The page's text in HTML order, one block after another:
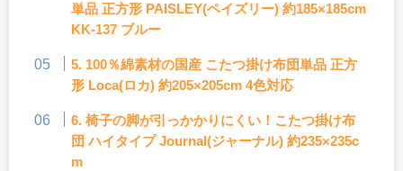
単品 正方形 PAISLEY(ペイズリー) 約185×185cm
KK-137 ブルー
5. 100％綿素材の国産 こたつ掛け布団単品 正方
形 Loca(ロカ) 約205×205cm 4色対応
6. 椅子の脚が引っかかりにくい！こたつ掛け布
団 ハイタイプ Journal(ジャーナル) 約235×235c
m